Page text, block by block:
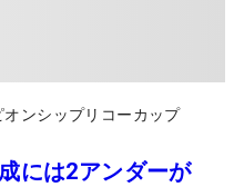
ンシップリコーカップ
には2アンダーが